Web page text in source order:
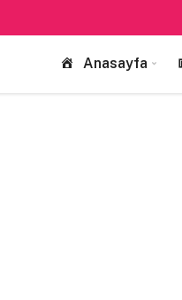
Anasayfa